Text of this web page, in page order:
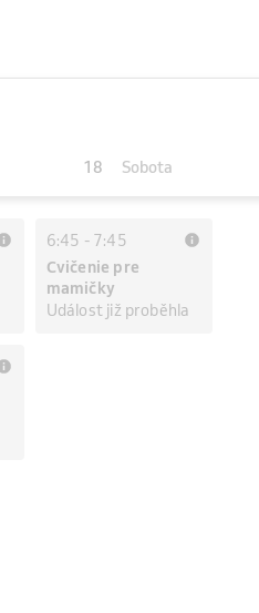
18 Sobota
6:45 - 7:45
Cvičenie pre
mamičky
Událost již proběhla